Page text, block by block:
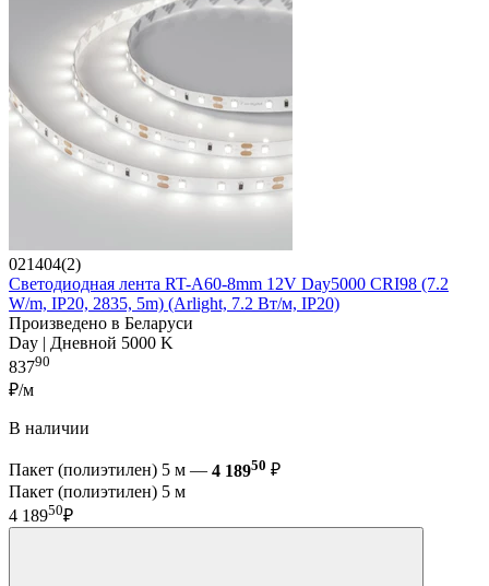
021404(2)
Светодиодная лента RT-A60-8mm 12V Day5000 CRI98 (7.2
W/m, IP20, 2835, 5m) (Arlight, 7.2 Вт/м, IP20)
Произведено в Беларуси
Day | Дневной 5000 K
83790
₽/м
В наличии
Пакет (полиэтилен) 5 м — 4 18950 ₽
Пакет (полиэтилен) 5 м
4 18950₽